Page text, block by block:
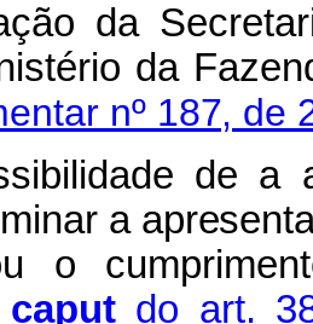
da
da
nº 187, de
de a
a
o
caputdo art.